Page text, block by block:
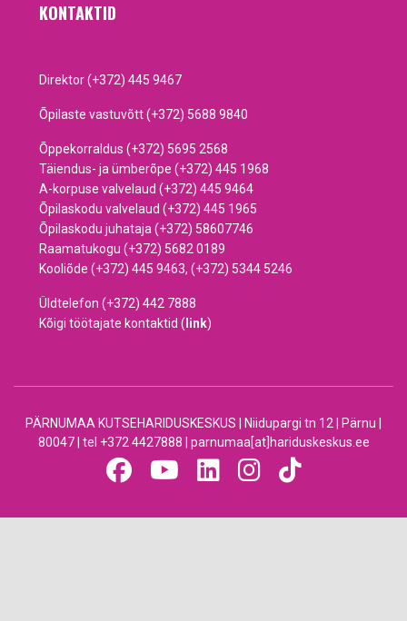
KONTAKTID
Direktor (+372) 445 9467
Õpilaste vastuvõtt (+372) 5688 9840
Õppekorraldus (+372) 5695 2568
Täiendus- ja ümberõpe (+372) 445 1968
A-korpuse valvelaud (+372) 445 9464
Õpilaskodu valvelaud (+372) 445 1965
Õpilaskodu juhataja (+372) 58607746
Raamatukogu (+372) 5682 0189
Kooliõde (+372) 445 9463, (+372) 5344 5246
Üldtelefon (+372) 442 7888
Kõigi töötajate kontaktid ( link)
PÄRNUMAA KUTSEHARIDUSKESKUS | Niidupargi tn 12 | Pärnu |
80047 | tel +372 4427888 | parnumaa[at]hariduskeskus.ee